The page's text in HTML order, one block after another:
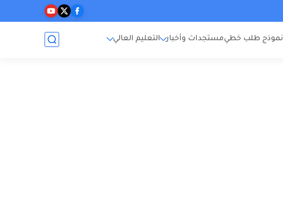
نموذج طلب خطيمستجدات وأخبار التعليم العالي